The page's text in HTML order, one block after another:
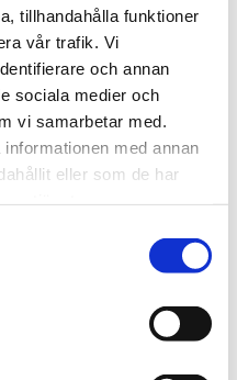
tillhandahålla funktioner
vår trafik. Vi
och annan
sociala medier och
vi samarbetar med.
med annan
eller som de har
sin
– i